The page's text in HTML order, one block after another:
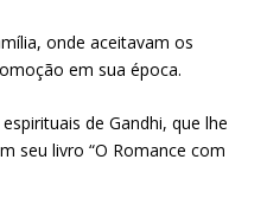
onde aceitavam os
em sua época.
de Gandhi, que lhe
seu livro “O Romance com